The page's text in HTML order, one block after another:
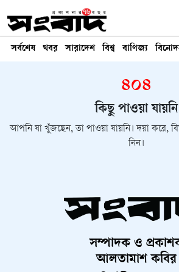
সর্বশেষ খবর সারাদেশ বিশ্ব বাণিজ্য
৪০৪
কিছু পাওয়া যায়নি
আপনি যা খুঁজছেন, তা পাওয়া যায়নি। দয়া করে,
নিন।
সম্পাদক ও
আলতামাশ কবির